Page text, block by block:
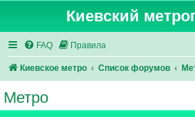
Киевский
FAQ Правила
Киевское метро Список форумов
Метро